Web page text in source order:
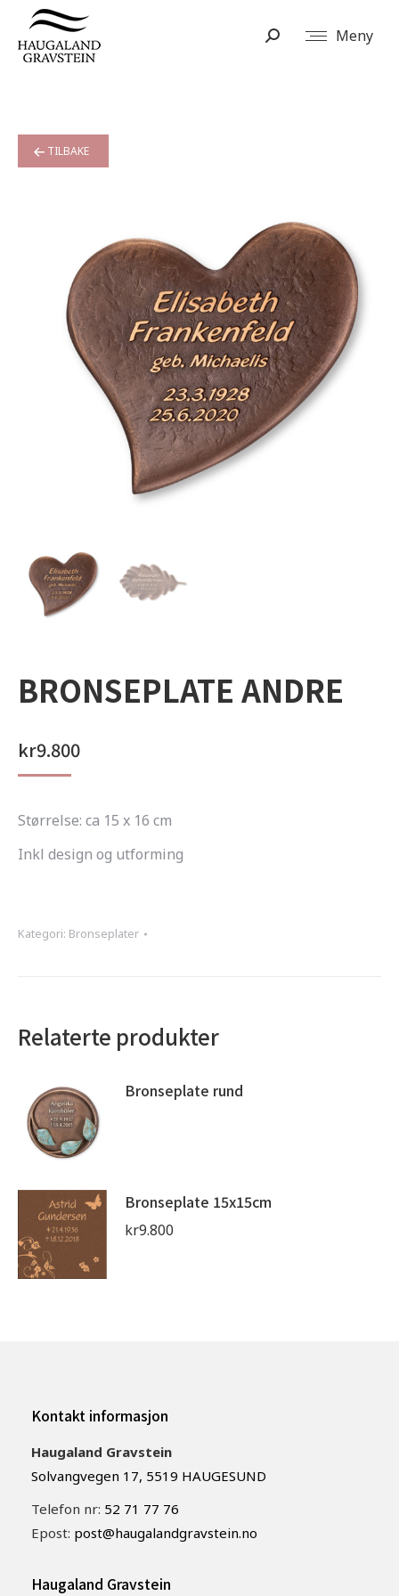
Meny
Search:
TILBAKE
BRONSEPLATE ANDRE
kr9.800
Størrelse: ca 15 x 16 cm
Inkl design og utforming
Kategori: Bronseplater
Relaterte produkter
Bronseplate rund
Bronseplate 15x15cm
kr9.800
Kontakt informasjon
Haugaland Gravstein
Solvangvegen 17, 5519 HAUGESUND
Telefon nr: 52 71 77 76
Epost: post@haugalandgravstein.no
Haugaland Gravstein